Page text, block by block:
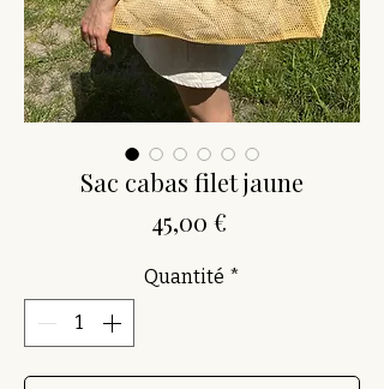
Sac cabas filet jaune
45,00 €
Quantité *